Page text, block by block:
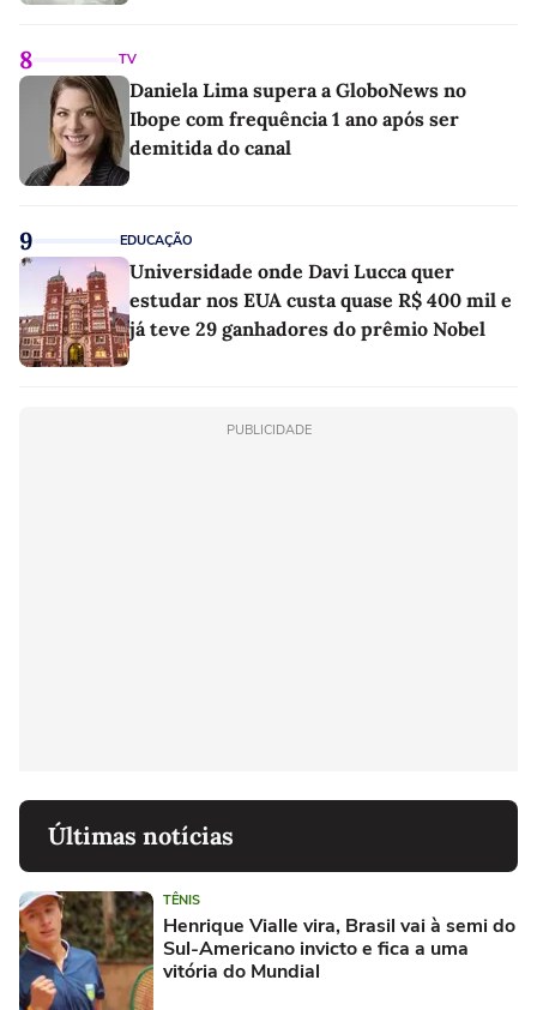
8 TV
Daniela Lima supera a GloboNews no
Ibope com frequência 1 ano após ser
demitida do canal
9 EDUCAÇÃO
Universidade onde Davi Lucca quer
estudar nos EUA custa quase R$ 400 mil e
já teve 29 ganhadores do prêmio Nobel
PUBLICIDADE
Últimas notícias
TÊNIS
Henrique Vialle vira, Brasil vai à semi do
Sul-Americano invicto e fica a uma
vitória do Mundial